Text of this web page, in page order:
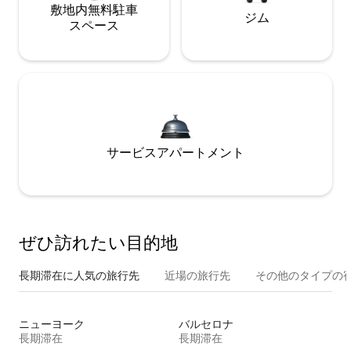
敷地内無料駐⁠車
ス⁠ペ⁠ー⁠ス
ジム
サービスアパートメント
ぜひ訪⁠れ⁠た⁠い目⁠的⁠地
長期滞在に人気の旅行先 近場の旅行先 その他のタ⁠イ⁠プ⁠の
ニューヨーク
長期滞在
バルセロナ
長期滞在